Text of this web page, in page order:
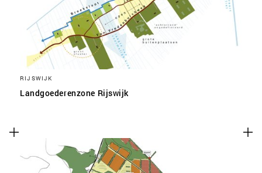
RIJSWIJK
Landgoederenzone Rijswijk